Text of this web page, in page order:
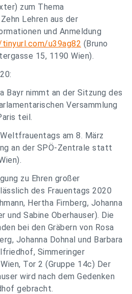
zum Thema
Lehren aus der
und Anmeldung
u39ag82 (Bruno
15, 1190 Wien).
Bayr nimmt an der Sitzung des
Versammlung
teil.
am 8. März
an der SPÖ-Zentrale statt
zu Ehren großer
des Frauentags 2020
Hertha Firnberg, Johanna
und Sabine Oberhauser). Die
bei den Gräbern von Rosa
Johanna Dohnal und Barbara
Simmeringer
Tor 2 (Gruppe 14c) Der
wird nach dem Gedenken
gebracht.